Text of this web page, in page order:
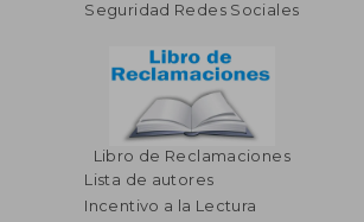
Seguridad Redes Sociales
Libro de Reclamaciones
Lista de autores
Incentivo a la Lectura